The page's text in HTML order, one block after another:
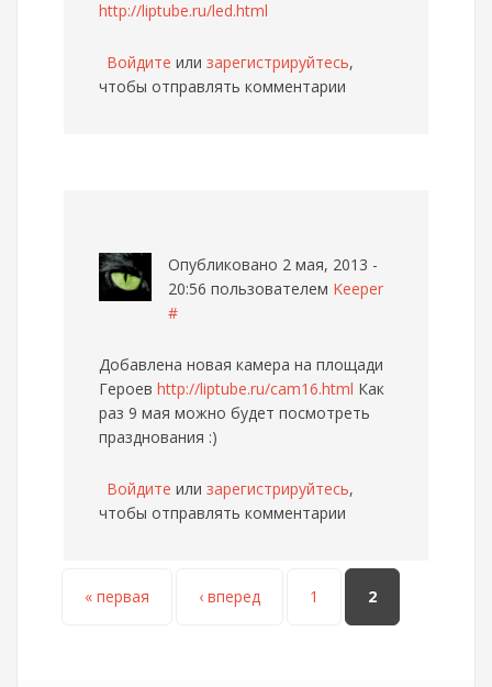
http://liptube.ru/led.html
Войдите или зарегистрируйтесь,
чтобы отправлять комментарии
Опубликовано 2 мая, 2013 -
20:56 пользователем Keeper
#
Добавлена новая камера на площади
Героев http://liptube.ru/cam16.html Как
раз 9 мая можно будет посмотреть
празднования :)
Войдите или зарегистрируйтесь,
чтобы отправлять комментарии
Страницы
« первая ‹ вперед 1 2